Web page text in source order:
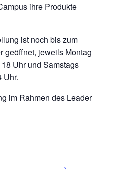
ihre Produkte
ist noch bis zum
geöffnet, jeweils Montag
Uhr und Samstags
Uhr.
im Rahmen des Leader